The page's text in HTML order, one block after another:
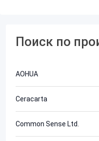
Поиск по
AOHUA
Ceracarta
Common Sense Ltd.